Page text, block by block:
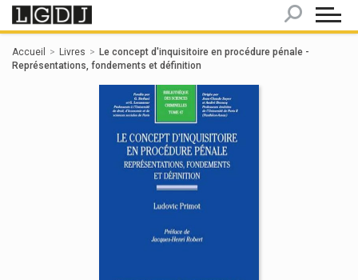
Accueil Livres
Le concept d'inquisitoire en procédure pénale -
Représentations, fondements et définition
Panneau de gestion des cookies